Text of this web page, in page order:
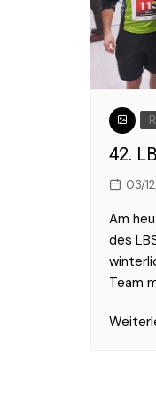
42.
03/
Am
des
Team